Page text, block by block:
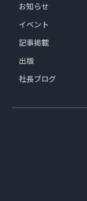
お知らせ
イベント
記事掲載
出版
社長ブログ